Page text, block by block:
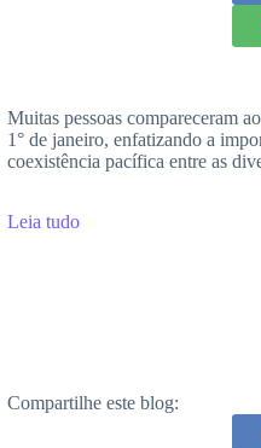
Muitas pessoas compareceram
1° de janeiro, enfatizando a
coexistência pacífica entre as
Leia tudo
Compartilhe este blog: